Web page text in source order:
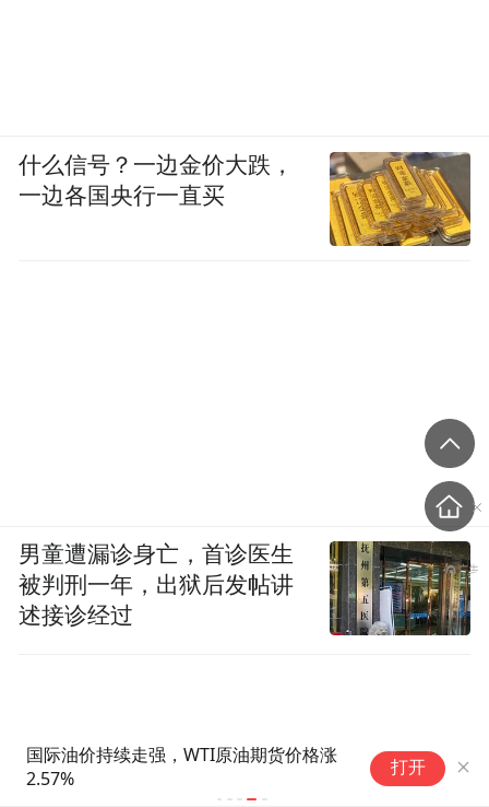
国际油价持续走强，WTI原油期货价格涨
2.57%
打开
什么信号？一边金价大跌，
一边各国央行一直买
男童遭漏诊身亡，首诊医生
被判刑一年，出狱后发帖讲
述接诊经过